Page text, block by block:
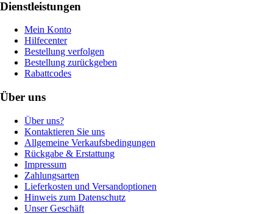
Dienstleistungen
Mein Konto
Hilfecenter
Bestellung verfolgen
Bestellung zurückgeben
Rabattcodes
Über uns
Über uns?
Kontaktieren Sie uns
Allgemeine Verkaufsbedingungen
Rückgabe & Erstattung
Impressum
Zahlungsarten
Lieferkosten und Versandoptionen
Hinweis zum Datenschutz
Unser Geschäft